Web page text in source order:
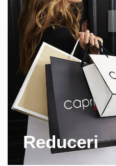
Reduceri